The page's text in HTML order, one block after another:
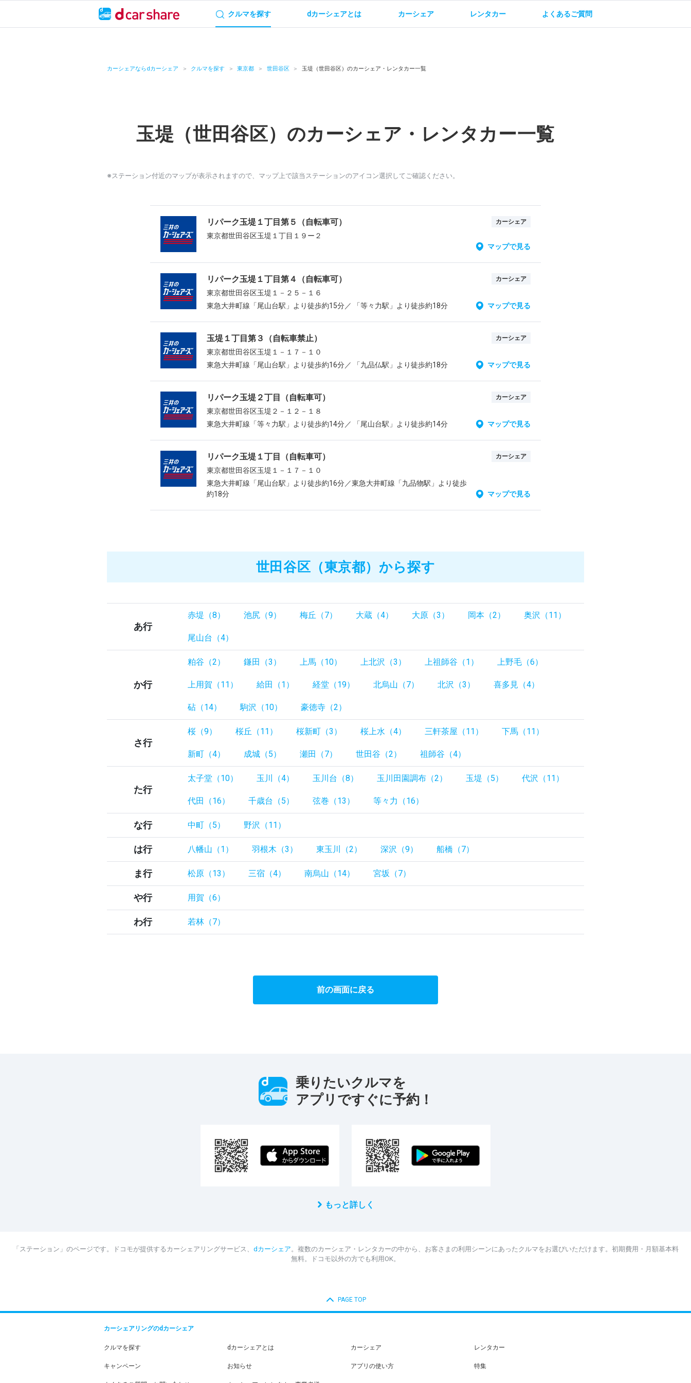
クルマを探す dカーシェアとは カーシェア レンタカー よくあるご質問
カーシェアならdカーシェア クルマを探す 東京都 世田谷区 玉堤（世田谷区）のカーシェア・レンタカー一覧
玉堤（世田谷区）のカーシェア・レンタカー一覧
※ステーション付近のマップが表示されますので、マップ上で該当ステーションのアイコン選択してご確認ください。
リパーク玉堤１丁目第５（自転車可） カーシェア
東京都世田谷区玉堤１丁目１９ー２
マップで見る
リパーク玉堤１丁目第４（自転車可） カーシェア
東京都世田谷区玉堤１－２５－１６
東急大井町線「尾山台駅」より徒歩約15分／ 「等々力駅」より徒歩約18分
マップで見る
玉堤１丁目第３（自転車禁止） カーシェア
東京都世田谷区玉堤１－１７－１０
東急大井町線「尾山台駅」より徒歩約16分／ 「九品仏駅」より徒歩約18分
マップで見る
リパーク玉堤２丁目（自転車可） カーシェア
東京都世田谷区玉堤２－１２－１８
東急大井町線「等々力駅」より徒歩約14分／ 「尾山台駅」より徒歩約14分
マップで見る
リパーク玉堤１丁目（自転車可） カーシェア
東京都世田谷区玉堤１－１７－１０
東急大井町線「尾山台駅」より徒歩約16分／東急大井町線「九品物駅」より徒歩
約18分
マップで見る
世田谷区（東京都）から探す
あ行
赤堤（8） 池尻（9） 梅丘（7） 大蔵（4） 大原（3） 岡本（2） 奥沢（11）
尾山台（4）
か行
粕谷（2） 鎌田（3） 上馬（10） 上北沢（3） 上祖師谷（1） 上野毛（6）
上用賀（11） 給田（1） 経堂（19） 北烏山（7） 北沢（3） 喜多見（4）
砧（14） 駒沢（10） 豪徳寺（2）
さ行
桜（9） 桜丘（11） 桜新町（3） 桜上水（4） 三軒茶屋（11） 下馬（11）
新町（4） 成城（5） 瀬田（7） 世田谷（2） 祖師谷（4）
た行
太子堂（10） 玉川（4） 玉川台（8） 玉川田園調布（2） 玉堤（5） 代沢（11）
代田（16） 千歳台（5） 弦巻（13） 等々力（16）
な行 中町（5） 野沢（11）
は行 八幡山（1） 羽根木（3） 東玉川（2） 深沢（9） 船橋（7）
ま行 松原（13） 三宿（4） 南烏山（14） 宮坂（7）
や行 用賀（6）
わ行 若林（7）
前の画面に戻る
乗りたいクルマを
アプリですぐに予約！
もっと詳しく
「ステーション」のページです。ドコモが提供するカーシェアリングサービス、 dカーシェア。複数のカーシェア・レンタカーの中から、お客さまの利用シーンにあったクルマをお選びいただけます。初期費用・月額基本料
無料。ドコモ以外の方でも利用OK。
PAGE TOP
カーシェアリングのdカーシェア
クルマを探す dカーシェアとは カーシェア レンタカー
キャンペーン お知らせ アプリの使い方 特集
よくあるご質問・お問い合わせ